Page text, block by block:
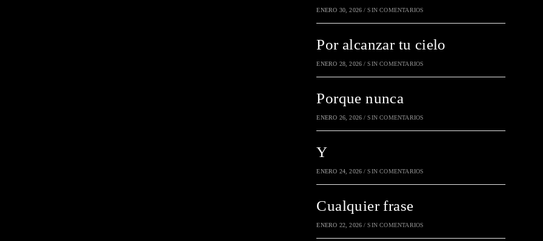
ENERO 30, 2026 / SIN COMENTARIOS
Por alcanzar tu cielo
ENERO 28, 2026 / SIN COMENTARIOS
Porque nunca
ENERO 26, 2026 / SIN COMENTARIOS
Y
ENERO 24, 2026 / SIN COMENTARIOS
Cualquier frase
ENERO 22, 2026 / SIN COMENTARIOS